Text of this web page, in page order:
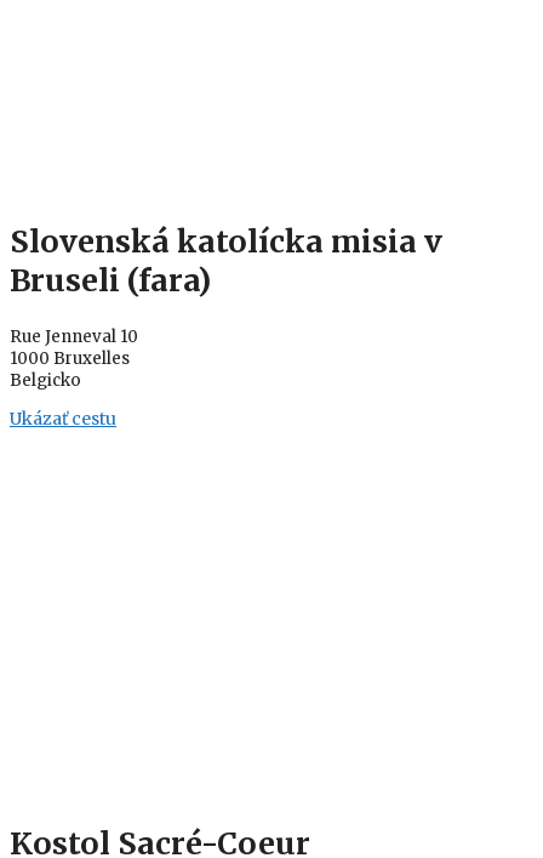
Slovenská katolícka misia v
Bruseli (fara)
Rue Jenneval 10
1000 Bruxelles
Belgicko
Ukázať cestu
Kostol Sacré-Coeur